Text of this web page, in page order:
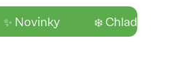
✨ Novinky ❄️ Chladící